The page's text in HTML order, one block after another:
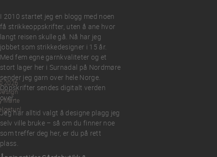
I 2010 startet jeg en blogg med noen
få strikkeoppskrifter, uten å ane hvor
langt reisen skulle gå. Nå har jeg
jobbet som strikkedesigner i 15 år.
Med fem egne garnkvaliteter og et
stort lager her i Surnadal på Nordmøre
sender jeg garn over hele Norge.
Oppskrifter sendes digitalt verden
over.
Jeg har alltid valgt å designe plagg jeg
selv ville bruke – så om du finner noe
som treffer deg her, er du på rett
plass.
2026
Marte